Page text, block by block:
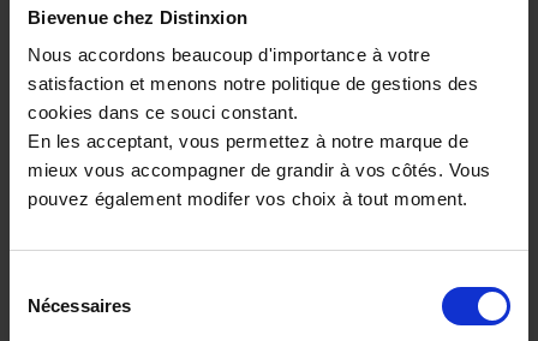
Bievenue chez Distinxion
Nous accordons beaucoup d'importance à votre
satisfaction et menons notre politique de gestions des
cookies dans ce souci constant.
En les acceptant, vous permettez à notre marque de
mieux vous accompagner de grandir à vos côtés. Vous
pouvez également modifer vos choix à tout moment.
Nécessaires
ELECTRIC 156ch EDITION
7220 km - 2025 - Electrique - Boîte auto
23 980€
ou à partir de394.44 €/mois